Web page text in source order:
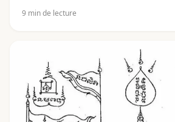
9 min de lecture